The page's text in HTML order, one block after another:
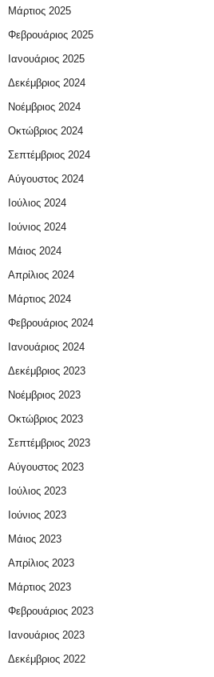
Μάρτιος 2025
Φεβρουάριος 2025
Ιανουάριος 2025
Δεκέμβριος 2024
Νοέμβριος 2024
Οκτώβριος 2024
Σεπτέμβριος 2024
Αύγουστος 2024
Ιούλιος 2024
Ιούνιος 2024
Μάιος 2024
Απρίλιος 2024
Μάρτιος 2024
Φεβρουάριος 2024
Ιανουάριος 2024
Δεκέμβριος 2023
Νοέμβριος 2023
Οκτώβριος 2023
Σεπτέμβριος 2023
Αύγουστος 2023
Ιούλιος 2023
Ιούνιος 2023
Μάιος 2023
Απρίλιος 2023
Μάρτιος 2023
Φεβρουάριος 2023
Ιανουάριος 2023
Δεκέμβριος 2022